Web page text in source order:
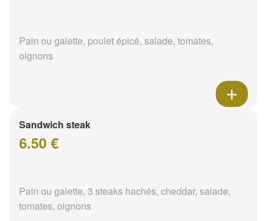
Pain ou galette, poulet épicé, salade, tomates,
oignons
Sandwich steak
6.50 €
Pain ou galette, 3 steaks hachés, cheddar, salade,
tomates, oignons